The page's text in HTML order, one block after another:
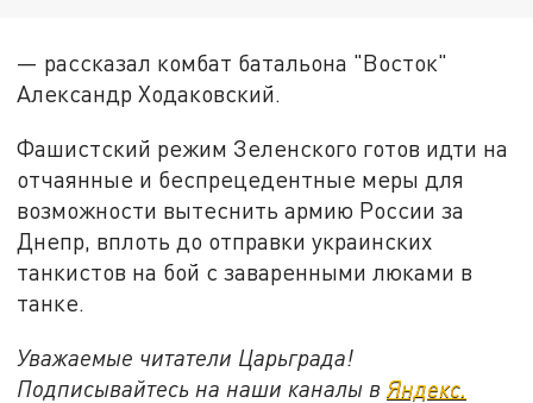
— рассказал комбат батальона "Восток"
Александр Ходаковский.
Фашистский режим Зеленского готов идти на
отчаянные и беспрецедентные меры для
возможности вытеснить армию России за
Днепр, вплоть до отправки украинских
танкистов на бой с заваренными люками в
танке.
Уважаемые читатели Царьграда!
Подписывайтесь на наши каналы в Яндекс.